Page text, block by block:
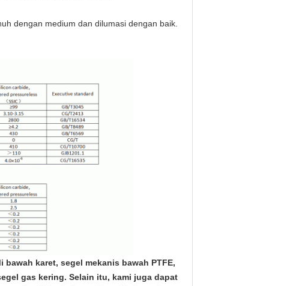
dengan medium dan dilumasi dengan baik.
karet, segel mekanis bawah PTFE,
gas kering. Selain itu, kami juga dapat